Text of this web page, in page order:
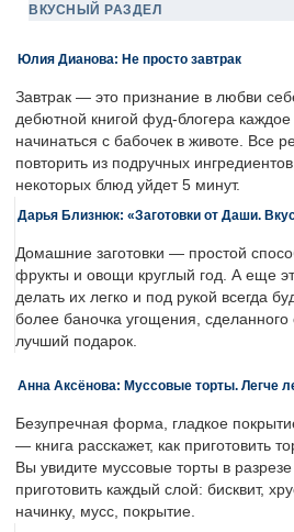
ВКУСНЫЙ РАЗДЕЛ
Юлия Дианова: Не просто завтрак
Завтрак — это признание в любви
дебютной книгой фуд-блогера каждое
начинаться с бабочек в животе. Все
повторить из подручных
некоторых блюд уйдет 5 минут.
Дарья Близнюк: «Заготовки от Даши.
Домашние заготовки — простой
фрукты и овощи круглый год. А еще
делать их легко и под рукой всегда
более баночка угощения,
лучший подарок.
Анна Аксёнова: Муссовые торты. Легче
Безупречная форма, гладкое
— книга расскажет, как приготовить
Вы увидите муссовые торты в разрезе
приготовить каждый слой: бисквит,
начинку, мусс, покрытие.